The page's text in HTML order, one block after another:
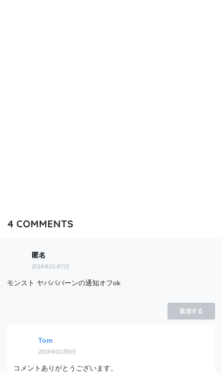
4 COMMENTS
匿名
2018年10月7日
モンスト ヤバババーンの通知オフok
返信する
Tom
2018年10月8日
コメントありがとうございます。